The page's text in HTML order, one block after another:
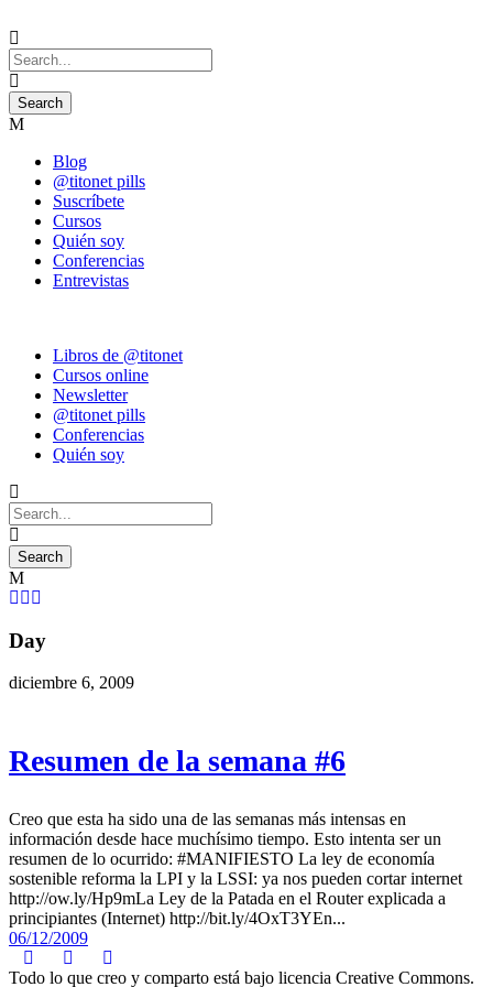
Blog
@titonet pills
Suscríbete
Cursos
Quién soy
Conferencias
Entrevistas
Libros de @titonet
Cursos online
Newsletter
@titonet pills
Conferencias
Quién soy
Day
diciembre 6, 2009
Resumen de la semana #6
Creo que esta ha sido una de las semanas más intensas en
información desde hace muchísimo tiempo. Esto intenta ser un
resumen de lo ocurrido: #MANIFIESTO La ley de economía
sostenible reforma la LPI y la LSSI: ya nos pueden cortar internet
http://ow.ly/Hp9mLa Ley de la Patada en el Router explicada a
principiantes (Internet) http://bit.ly/4OxT3YEn...
06/12/2009
Todo lo que creo y comparto está bajo licencia Creative Commons.